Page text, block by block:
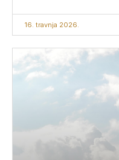
16. travnja 2026.